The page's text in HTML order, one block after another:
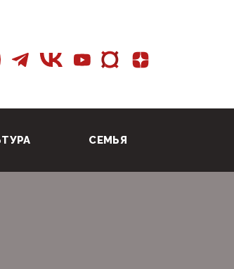
СЕМЬЯ